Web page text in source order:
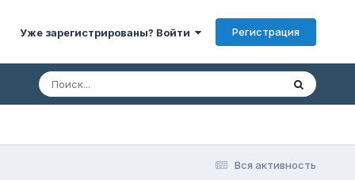
Уже зарегистрированы? Войти Регистрация
Вся активность